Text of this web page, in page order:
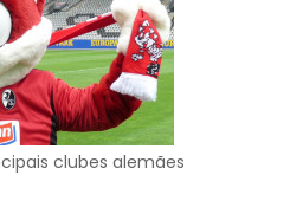
clubes alemães